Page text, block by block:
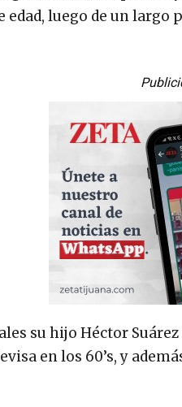
edad, luego de un
su hijo Héctor
en los 60’s, y